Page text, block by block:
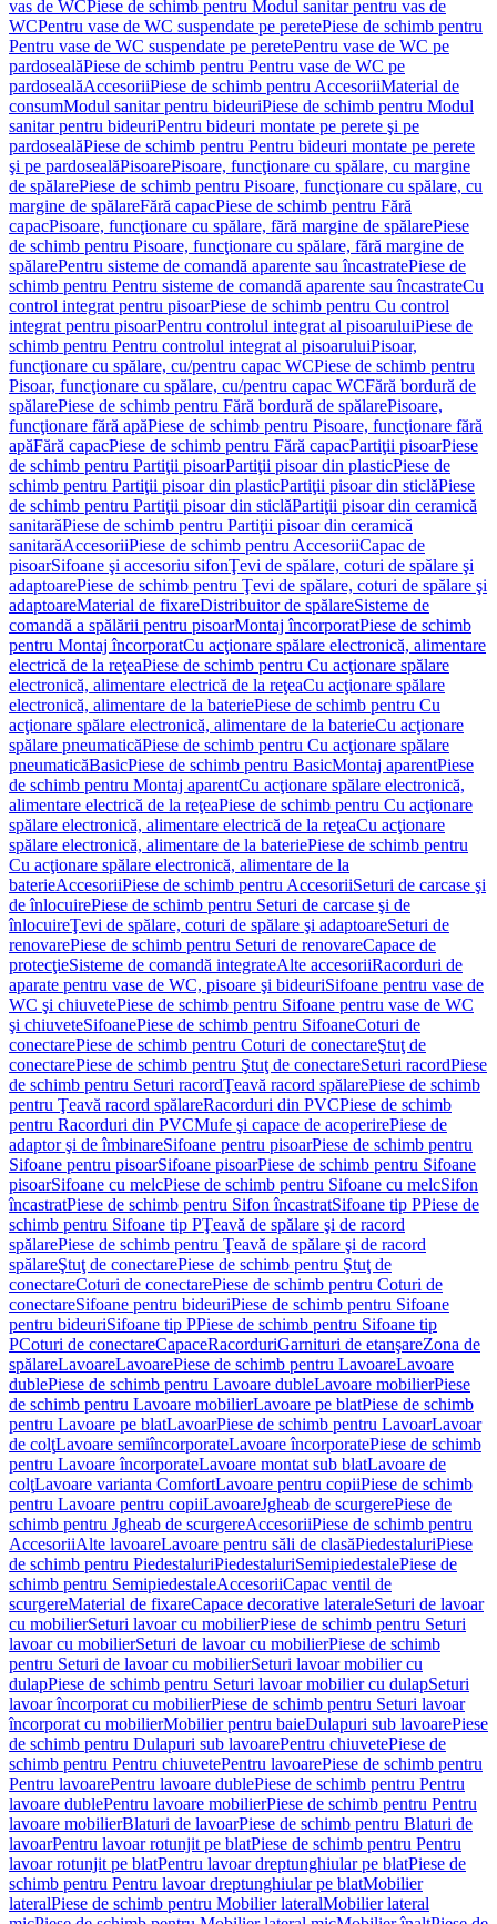
vas de WCPiese de schimb pentru Modul sanitar pentru vas de
WCPentru vase de WC suspendate pe peretePiese de schimb pentru
Pentru vase de WC suspendate pe peretePentru vase de WC pe
pardosealăPiese de schimb pentru Pentru vase de WC pe
pardosealăAccesoriiPiese de schimb pentru AccesoriiMaterial de
consumModul sanitar pentru bideuriPiese de schimb pentru Modul
sanitar pentru bideuriPentru bideuri montate pe perete şi pe
pardosealăPiese de schimb pentru Pentru bideuri montate pe perete
şi pe pardosealăPisoarePisoare, funcţionare cu spălare, cu margine
de spălarePiese de schimb pentru Pisoare, funcţionare cu spălare, cu
margine de spălareFără capacPiese de schimb pentru Fără
capacPisoare, funcţionare cu spălare, fără margine de spălarePiese
de schimb pentru Pisoare, funcţionare cu spălare, fără margine de
spălarePentru sisteme de comandă aparente sau încastratePiese de
schimb pentru Pentru sisteme de comandă aparente sau încastrateCu
control integrat pentru pisoarPiese de schimb pentru Cu control
integrat pentru pisoarPentru controlul integrat al pisoaruluiPiese de
schimb pentru Pentru controlul integrat al pisoaruluiPisoar,
funcţionare cu spălare, cu/pentru capac WCPiese de schimb pentru
Pisoar, funcţionare cu spălare, cu/pentru capac WCFără bordură de
spălarePiese de schimb pentru Fără bordură de spălarePisoare,
funcţionare fără apăPiese de schimb pentru Pisoare, funcţionare fără
apăFără capacPiese de schimb pentru Fără capacPartiţii pisoarPiese
de schimb pentru Partiţii pisoarPartiţii pisoar din plasticPiese de
schimb pentru Partiţii pisoar din plasticPartiţii pisoar din sticlăPiese
de schimb pentru Partiţii pisoar din sticlăPartiţii pisoar din ceramică
sanitarăPiese de schimb pentru Partiţii pisoar din ceramică
sanitarăAccesoriiPiese de schimb pentru AccesoriiCapac de
pisoarSifoane şi accesoriu sifonŢevi de spălare, coturi de spălare şi
adaptoarePiese de schimb pentru Ţevi de spălare, coturi de spălare şi
adaptoareMaterial de fixareDistribuitor de spălareSisteme de
comandă a spălării pentru pisoarMontaj încorporatPiese de schimb
pentru Montaj încorporatCu acţionare spălare electronică, alimentare
electrică de la reţeaPiese de schimb pentru Cu acţionare spălare
electronică, alimentare electrică de la reţeaCu acţionare spălare
electronică, alimentare de la bateriePiese de schimb pentru Cu
acţionare spălare electronică, alimentare de la baterieCu acţionare
spălare pneumaticăPiese de schimb pentru Cu acţionare spălare
pneumaticăBasicPiese de schimb pentru BasicMontaj aparentPiese
de schimb pentru Montaj aparentCu acţionare spălare electronică,
alimentare electrică de la reţeaPiese de schimb pentru Cu acţionare
spălare electronică, alimentare electrică de la reţeaCu acţionare
spălare electronică, alimentare de la bateriePiese de schimb pentru
Cu acţionare spălare electronică, alimentare de la
baterieAccesoriiPiese de schimb pentru AccesoriiSeturi de carcase şi
de înlocuirePiese de schimb pentru Seturi de carcase şi de
înlocuireŢevi de spălare, coturi de spălare şi adaptoareSeturi de
renovarePiese de schimb pentru Seturi de renovareCapace de
protecţieSisteme de comandă integrateAlte accesoriiRacorduri de
aparate pentru vase de WC, pisoare şi bideuriSifoane pentru vase de
WC şi chiuvetePiese de schimb pentru Sifoane pentru vase de WC
şi chiuveteSifoanePiese de schimb pentru SifoaneCoturi de
conectarePiese de schimb pentru Coturi de conectareŞtuţ de
conectarePiese de schimb pentru Ştuţ de conectareSeturi racordPiese
de schimb pentru Seturi racordŢeavă racord spălarePiese de schimb
pentru Ţeavă racord spălareRacorduri din PVCPiese de schimb
pentru Racorduri din PVCMufe şi capace de acoperirePiese de
adaptor şi de îmbinareSifoane pentru pisoarPiese de schimb pentru
Sifoane pentru pisoarSifoane pisoarPiese de schimb pentru Sifoane
pisoarSifoane cu melcPiese de schimb pentru Sifoane cu melcSifon
încastratPiese de schimb pentru Sifon încastratSifoane tip PPiese de
schimb pentru Sifoane tip PŢeavă de spălare şi de racord
spălarePiese de schimb pentru Ţeavă de spălare şi de racord
spălareŞtuţ de conectarePiese de schimb pentru Ştuţ de
conectareCoturi de conectarePiese de schimb pentru Coturi de
conectareSifoane pentru bideuriPiese de schimb pentru Sifoane
pentru bideuriSifoane tip PPiese de schimb pentru Sifoane tip
PCoturi de conectareCapaceRacorduriGarnituri de etanşareZona de
spălareLavoareLavoarePiese de schimb pentru LavoareLavoare
dublePiese de schimb pentru Lavoare dubleLavoare mobilierPiese
de schimb pentru Lavoare mobilierLavoare pe blatPiese de schimb
pentru Lavoare pe blatLavoarPiese de schimb pentru LavoarLavoar
de colţLavoare semiîncorporateLavoare încorporatePiese de schimb
pentru Lavoare încorporateLavoare montat sub blatLavoare de
colţLavoare varianta ComfortLavoare pentru copiiPiese de schimb
pentru Lavoare pentru copiiLavoareJgheab de scurgerePiese de
schimb pentru Jgheab de scurgereAccesoriiPiese de schimb pentru
AccesoriiAlte lavoareLavoare pentru săli de clasăPiedestaluriPiese
de schimb pentru PiedestaluriPiedestaluriSemipiedestalePiese de
schimb pentru SemipiedestaleAccesoriiCapac ventil de
scurgereMaterial de fixareCapace decorative lateraleSeturi de lavoar
cu mobilierSeturi lavoar cu mobilierPiese de schimb pentru Seturi
lavoar cu mobilierSeturi de lavoar cu mobilierPiese de schimb
pentru Seturi de lavoar cu mobilierSeturi lavoar mobilier cu
dulapPiese de schimb pentru Seturi lavoar mobilier cu dulapSeturi
lavoar încorporat cu mobilierPiese de schimb pentru Seturi lavoar
încorporat cu mobilierMobilier pentru baieDulapuri sub lavoarePiese
de schimb pentru Dulapuri sub lavoarePentru chiuvetePiese de
schimb pentru Pentru chiuvetePentru lavoarePiese de schimb pentru
Pentru lavoarePentru lavoare dublePiese de schimb pentru Pentru
lavoare dublePentru lavoare mobilierPiese de schimb pentru Pentru
lavoare mobilierBlaturi de lavoarPiese de schimb pentru Blaturi de
lavoarPentru lavoar rotunjit pe blatPiese de schimb pentru Pentru
lavoar rotunjit pe blatPentru lavoar dreptunghiular pe blatPiese de
schimb pentru Pentru lavoar dreptunghiular pe blatMobilier
lateralPiese de schimb pentru Mobilier lateralMobilier lateral